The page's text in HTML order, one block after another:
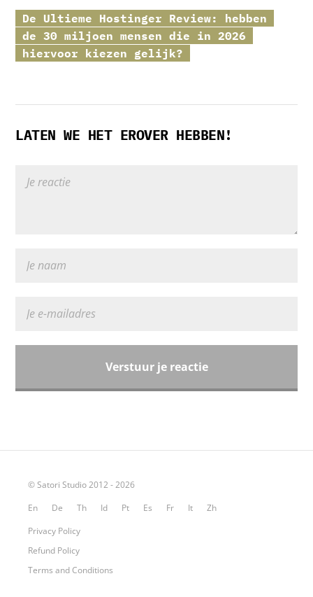
De Ultieme Hostinger Review: hebben
de 30 miljoen mensen die in 2026
hiervoor kiezen gelijk?
LATEN WE HET EROVER HEBBEN!
© Satori Studio 2012 - 2026
En
De Th Id Pt Es Fr It
Zh
Privacy Policy
Refund Policy
Terms and Conditions